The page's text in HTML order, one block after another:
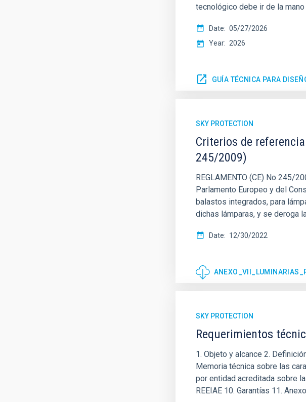
tecnológico debe ir de la
Date
05/27/2026
Year
2026
GUÍA TÉCNICA PARA
SKY PROTECTION
Criterios de
245/2009)
REGLAMENTO (CE) No 245/
Parlamento Europeo y del
balastos integrados, para
dichas lámparas, y se deroga
Date 12/30/2022
SKY PROTECTION
Requerimientos
1. Objeto y alcance 2.
Memoria técnica sobre las
por entidad acreditada sobre
REEIAE 10. Garantías 11.